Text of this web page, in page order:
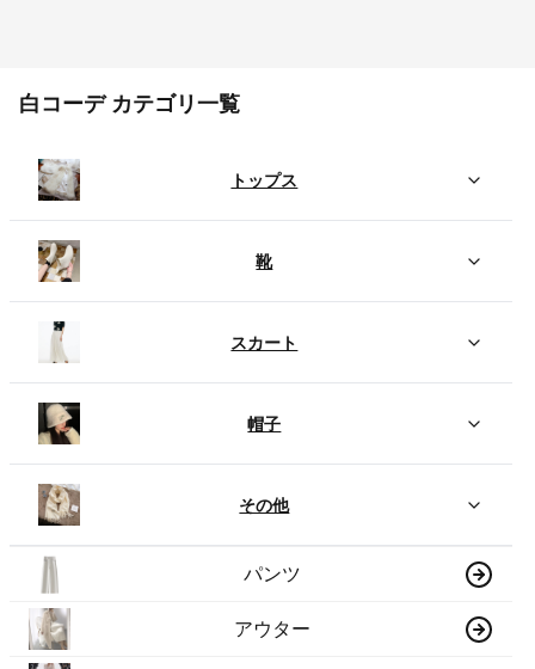
白コーデ カテゴリ一覧
トップス
靴
スカート
帽子
その他
パンツ
アウター